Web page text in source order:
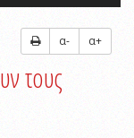
α- α+
τους